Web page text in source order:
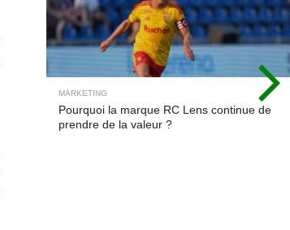
MARKETING
Pourquoi la marque RC Lens continue de
prendre de la valeur ?